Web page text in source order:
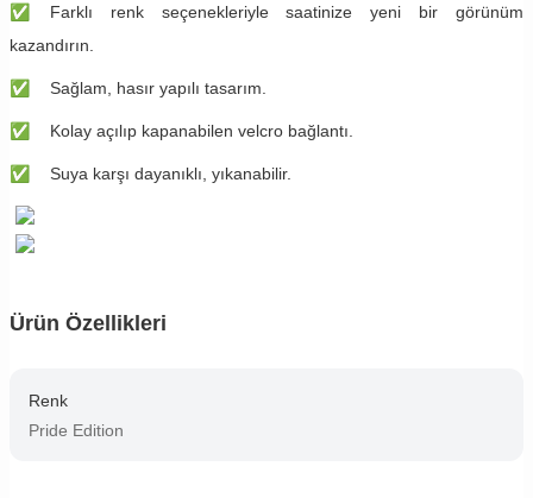
✅ ​​Farklı renk seçenekleriyle saatinize yeni bir görünüm
kazandırın.
✅ ​​Sağlam, hasır yapılı tasarım.
✅ ​​Kolay açılıp kapanabilen velcro bağlantı.
✅ ​​Suya karşı dayanıklı, yıkanabilir.
Ürün Özellikleri
Renk
Pride Edition